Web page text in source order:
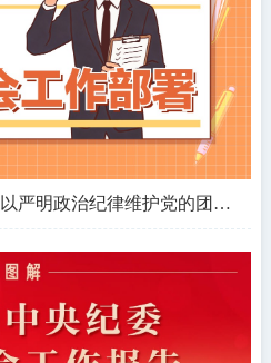
速读五次全会工作部署丨以严明政治纪律维护党的团结统一，重点查处纠治哪些问题